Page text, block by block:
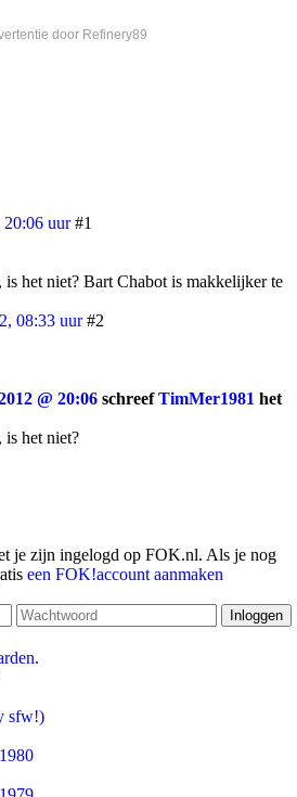
door Refinery89
20:06 uur #1
is het niet? Bart Chabot is makkelijker te
08:33 uur #2
@ 20:06 schreefTimMer1981 het
is het niet?
je zijn ingelogd op FOK.nl. Als je nog
een FOK!account aanmaken
.
sfw!)